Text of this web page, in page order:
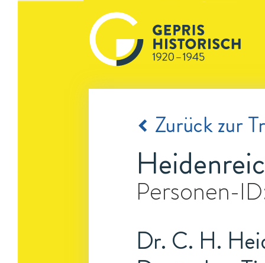
Zurück zur
Personen-
Dr. C. H.